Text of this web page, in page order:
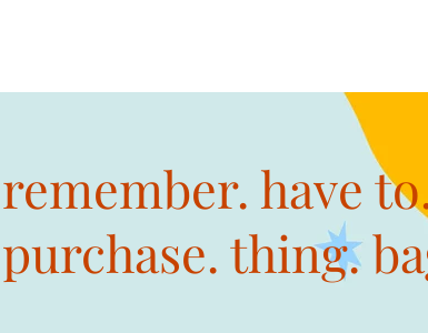
remember. have
purchase. thing.